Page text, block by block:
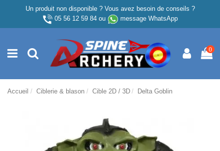
Un produit non disponible ? Vous avez besoin de conseils ?
05 56 12 59 84ou message WhatsApp
0
Accueil Ciblerie & blason Cible 2D / 3D Delta Goblin